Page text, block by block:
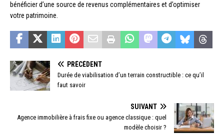
bénéficier d’une source de revenus complémentaires et d’optimiser
votre patrimoine.
PRÉCÉDENT
Durée de viabilisation d’un terrain constructible : ce qu’il
faut savoir
SUIVANT
Agence immobilière à frais fixe ou agence classique : quel
modèle choisir ?